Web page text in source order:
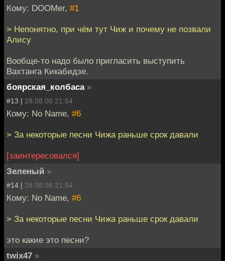
Кому: DOOMer, #1
> Непонятно, при чём тут Чиж и почему не позвали
Алису
Вообще-то надо было пригласить выступить
Вахтанга Кикабидзе.
боярская_колбаса »
#13 | 28.08.08 21:54
Кому: No Name, #6
> За некоторые песни Чижа раньше срок давали
[заинтересовался]
Зеленый »
#14 | 28.08.08 21:54
Кому: No Name, #6
> За некоторые песни Чижа раньше срок давали
это какие это песни?
twix47 »